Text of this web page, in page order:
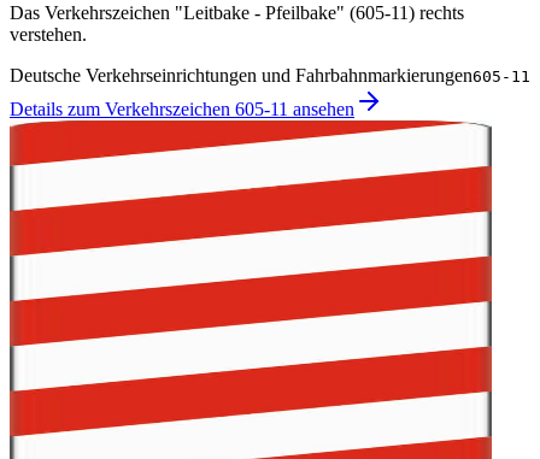
Das Verkehrszeichen "Leitbake - Pfeilbake" (605-11) rechts
verstehen.
Deutsche Verkehrseinrichtungen und Fahrbahnmarkierungen605-11
Details zum Verkehrszeichen 605-11 ansehen